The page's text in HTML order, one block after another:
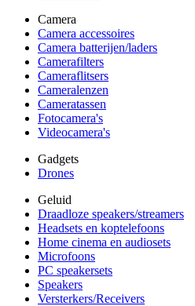
Camera
Camera accessoires
Camera batterijen/laders
Camerafilters
Cameraflitsers
Cameralenzen
Cameratassen
Fotocamera's
Videocamera's
Gadgets
Drones
Geluid
Draadloze speakers/streamers
Headsets en koptelefoons
Home cinema en audiosets
Microfoons
PC speakersets
Speakers
Versterkers/Receivers